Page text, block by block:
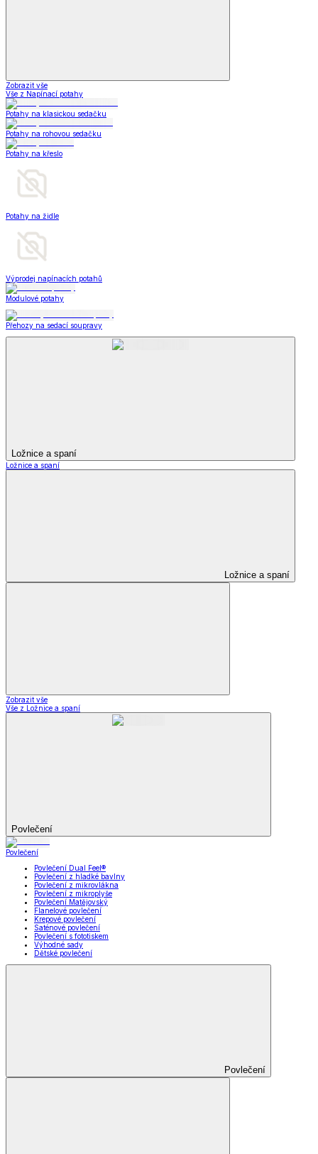
Zobrazit vše
Vše z Napínací potahy
Potahy na klasickou sedačku
Potahy na rohovou sedačku
Potahy na křeslo
Potahy na židle
Výprodej napínacích potahů
Modulové potahy
Přehozy na sedací soupravy
Ložnice a spaní
Ložnice a spaní
Ložnice a spaní
Zobrazit vše
Vše z Ložnice a spaní
Povlečení
Povlečení
Povlečení Dual Feel®
Povlečení z hladké bavlny
Povlečení z mikrovlákna
Povlečení z mikroplyše
Povlečení Matějovský
Flanelové povlečení
Krepové povlečení
Saténové povlečení
Povlečení s fototiskem
Výhodné sady
Dětské povlečení
Povlečení